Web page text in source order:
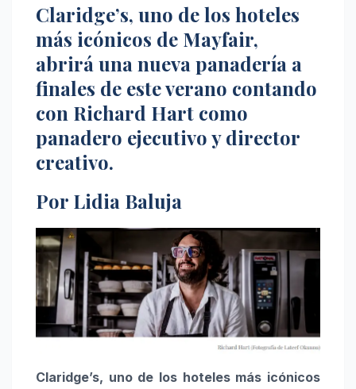
Claridge’s, uno de los hoteles
más icónicos de Mayfair,
abrirá una nueva panadería a
finales de este verano contando
con Richard Hart como
panadero ejecutivo y director
creativo.
Por Lidia Baluja
Claridge’s, uno de los hoteles más icónicos